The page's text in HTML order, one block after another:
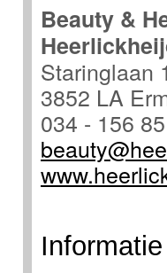
Beauty &
Staringlaan
3852 LA
034 - 156
Informatie